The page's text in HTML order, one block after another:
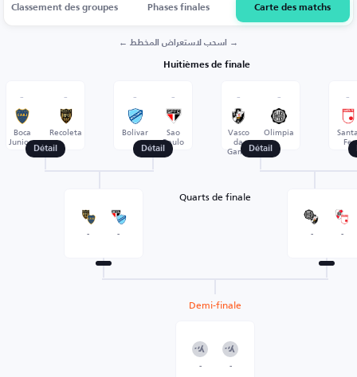
Classement des groupes Phases finales Carte des matchs
← اسحب لاستعراض المخطط →
Huitièmes de finale
-
Boca
Juniors
-
Recoleta
Détail
-
Bolivar
-
Sao
Paulo
Détail
-
Vasco
da
Gama
-
Olimpia
Détail
-
Fe
Quarts de finale
- - - -
Demi-finale
- -